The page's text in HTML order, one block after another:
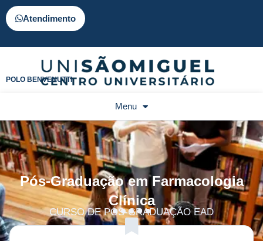
Atendimento
POLO BENVENUTTI
Menu
Pós-Graduação em Farmacologia
Clínica
CURSO DE PÓS-GRADUAÇÃO EAD